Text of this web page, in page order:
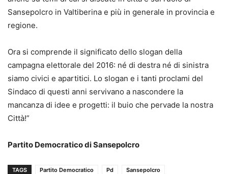
Sansepolcro in Valtiberina e più in generale in provincia e
regione.
Ora si comprende il significato dello slogan della
campagna elettorale del 2016: né di destra né di sinistra
siamo civici e apartitici. Lo slogan e i tanti proclami del
Sindaco di questi anni servivano a nascondere la
mancanza di idee e progetti: il buio che pervade la nostra
Città!”
Partito Democratico di Sansepolcro
TAGS Partito Democratico Pd Sansepolcro